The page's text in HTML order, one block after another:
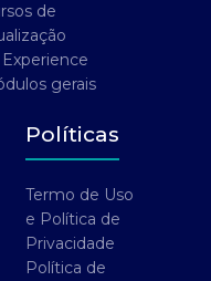
de
gerais
Políticas
Termo de Uso
e Política de
Privacidade
Política de